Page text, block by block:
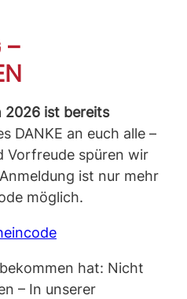
–
2026 ist bereits
DANKE an euch alle –
Vorfreude spüren wir
ist nur mehr
möglich.
hat: Nicht
– In unserer